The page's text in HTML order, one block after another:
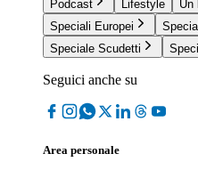
Podcast
Lifestyle
Un
Speciali Europei
Speciale Scudetti
Seguici anche su
Area personale